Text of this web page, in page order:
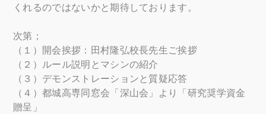
くれるのではないかと期待しております。
次第；
（１）開会挨拶：田村隆弘校長先生ご挨拶
（２）ルール説明とマシンの紹介
（３）デモンストレーションと質疑応答
（４）都城高専同窓会「深山会」より「研究奨学資金
贈呈」